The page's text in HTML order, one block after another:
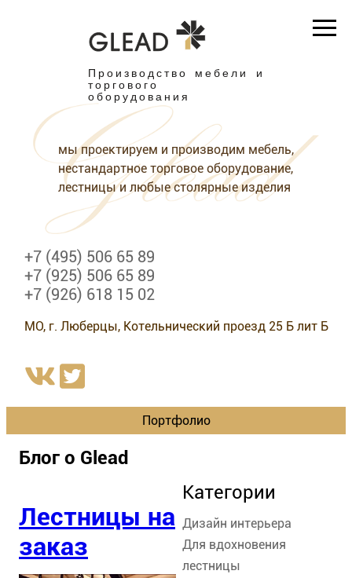
Производство мебели и
торгового
оборудования
мы проектируем и производим мебель,
нестандартное торговое оборудование,
лестницы и любые столярные изделия
+7 (495) 506 65 89
+7 (925) 506 65 89
+7 (926) 618 15 02
МО, г. Люберцы, Котельнический проезд 25 Б лит Б
Портфолио
Блог о Glead
Лестницы на
заказ
Категории
Дизайн интерьера
Для вдохновения
лестницы